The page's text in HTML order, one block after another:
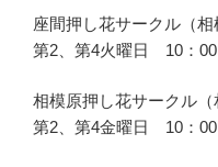
座間押し花サークル（相
第2、第4火曜日 10：00
相模原押し花サークル（
第2、第4金曜日 10：00